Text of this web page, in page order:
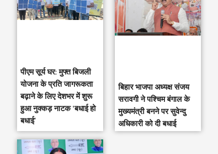
पीएम सूर्य घर: मुफ्त बिजली
योजना के प्रति जागरूकता
बढ़ाने के लिए देशभर में शुरू
हुआ नुक्कड़ नाटक ‘बधाई हो
बधाई’
‎बिहार भाजपा अध्यक्ष संजय
सरावगी ने पश्चिम बंगाल के
मुख्यमंत्री बनने पर सुवेन्दु
अधिकारी को दी बधाई